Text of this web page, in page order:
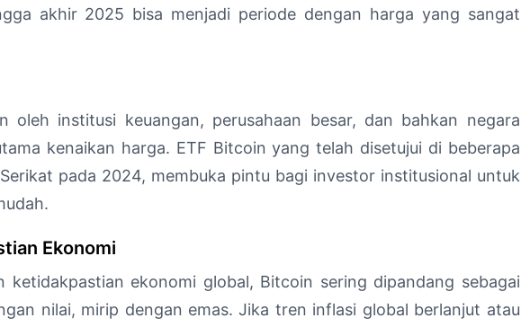
akhir 2025 bisa menjadi periode dengan harga yang sangat
oleh institusi keuangan, perusahaan besar, dan bahkan negara
kenaikan harga. ETF Bitcoin yang telah disetujui di beberapa
pada 2024, membuka pintu bagi investor institusional untuk
Ekonomi
ekonomi global, Bitcoin sering dipandang sebagai
nilai, mirip dengan emas. Jika tren inflasi global berlanjut atau